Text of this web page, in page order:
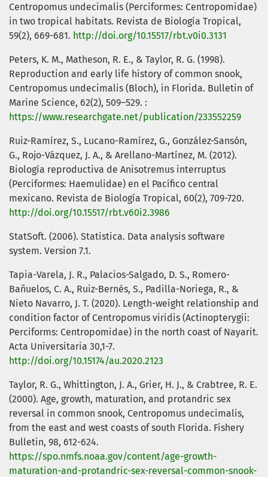
Centropomus undecimalis (Perciformes: Centropomidae)
in two tropical habitats. Revista de Biología Tropical,
59(2), 669-681. http://doi.org/10.15517/rbt.v0i0.3131
Peters, K. M., Matheson, R. E., & Taylor, R. G. (1998).
Reproduction and early life history of common snook,
Centropomus undecimalis (Bloch), in Florida. Bulletin of
Marine Science, 62(2), 509–529. :
https://www.researchgate.net/publication/233552259
Ruiz-Ramírez, S., Lucano-Ramírez, G., González-Sansón,
G., Rojo-Vázquez, J. A., & Arellano-Martínez, M. (2012).
Biología reproductiva de Anisotremus interruptus
(Perciformes: Haemulidae) en el Pacífico central
mexicano. Revista de Biología Tropical, 60(2), 709-720.
http://doi.org/10.15517/rbt.v60i2.3986
StatSoft. (2006). Statistica. Data analysis software
system. Version 7.1.
Tapia-Varela, J. R., Palacios-Salgado, D. S., Romero-
Bañuelos, C. A., Ruiz-Bernés, S., Padilla-Noriega, R., &
Nieto Navarro, J. T. (2020). Length-weight relationship and
condition factor of Centropomus viridis (Actinopterygii:
Perciforms: Centropomidae) in the north coast of Nayarit.
Acta Universitaria 30,1-7.
http://doi.org/10.15174/au.2020.2123
Taylor, R. G., Whittington, J. A., Grier, H. J., & Crabtree, R. E.
(2000). Age, growth, maturation, and protandric sex
reversal in common snook, Centropomus undecimalis,
from the east and west coasts of south Florida. Fishery
Bulletin, 98, 612-624.
https://spo.nmfs.noaa.gov/content/age-growth-
maturation-and-protandric-sex-reversal-common-snook-